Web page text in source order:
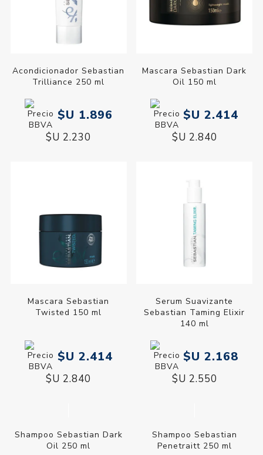
Acondicionador Sebastian
Trilliance 250 ml
$U 1.896
$U 2.230
Mascara Sebastian Dark
Oil 150 ml
$U 2.414
$U 2.840
Mascara Sebastian
Twisted 150 ml
$U 2.414
$U 2.840
Serum Suavizante
Sebastian Taming Elixir
140 ml
$U 2.168
$U 2.550
Shampoo Sebastian Dark
Oil 250 ml
Shampoo Sebastian
Penetraitt 250 ml